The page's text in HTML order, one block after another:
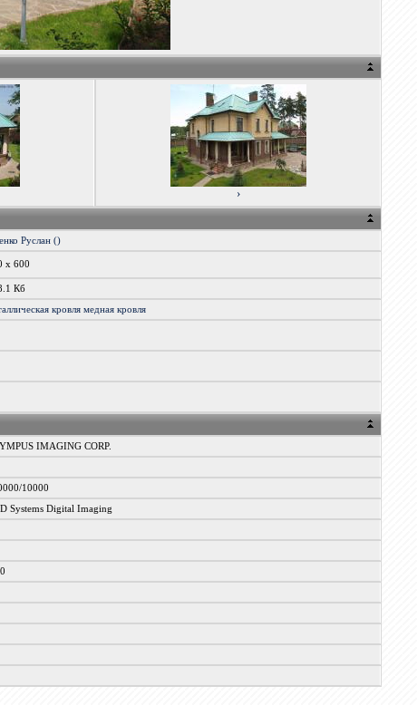
›
Руслан ()
x 600
Кб
кровля медная кровля
IMAGING CORP.
10000
Systems Digital Imaging